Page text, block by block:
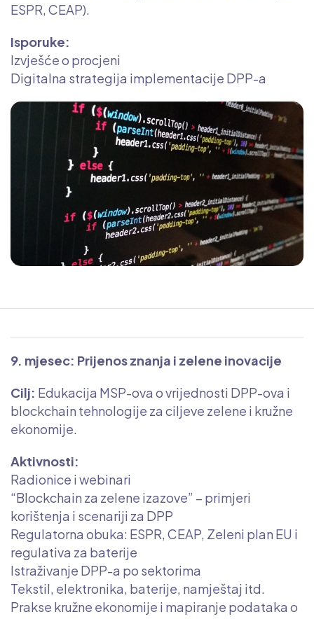
ESPR, CEAP).
Isporuke:
Izvješće o procjeni
Digitalna strategija implementacije DPP-a
9. mjesec: Prijenos znanja i zelene inovacije
Cilj: Edukacija MSP-ova o vrijednosti DPP-ova i
blockchain tehnologije za ciljeve zelene i kružne
ekonomije.
Aktivnosti:
Radionice i webinari
“Blockchain za zelene izazove” – primjeri
korištenja i scenariji za DPP
Regulatorna obuka: ESPR, CEAP, Zeleni plan EU i
regulativa za baterije
Istraživanje DPP-a po sektorima
Tekstil, elektronika, baterije, namještaj itd.
Prakse kružne ekonomije i mapiranje podataka o